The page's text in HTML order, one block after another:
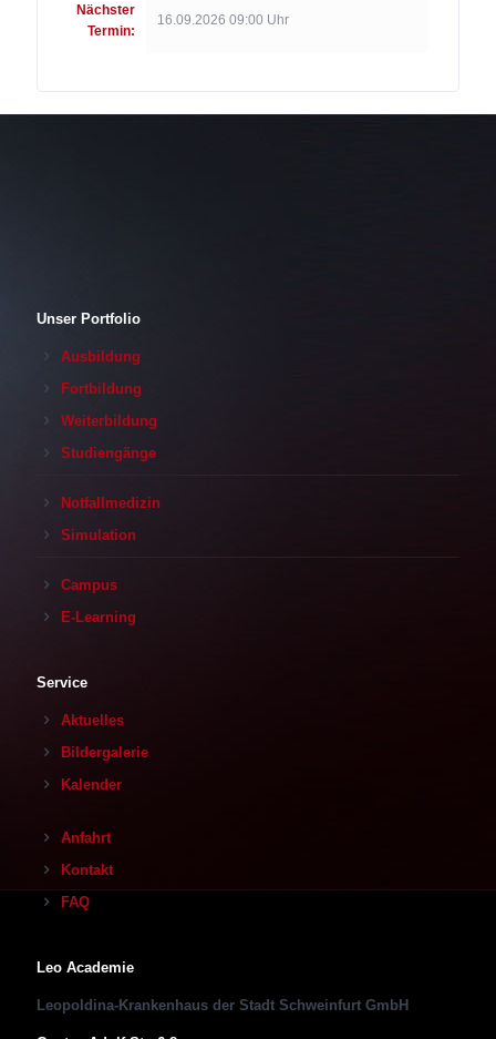
Nächster
Termin:
16.09.2026 09:00 Uhr
Unser Portfolio
Ausbildung
Fortbildung
Weiterbildung
Studiengänge
Notfallmedizin
Simulation
Campus
E-Learning
Service
Aktuelles
Bildergalerie
Kalender
Anfahrt
Kontakt
FAQ
Leo Academie
Leopoldina-Krankenhaus der Stadt Schweinfurt GmbH